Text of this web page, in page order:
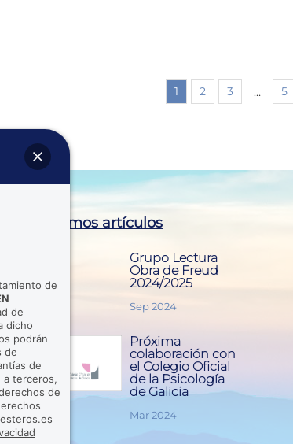
1 2 3 … 5
Últimos artículos
Grupo Lectura
Obra de Freud
2024/2025
Sep 2024
Próxima
colaboración con
el Colegio Oficial
de la Psicología
de Galicia
Mar 2024
de
de
dicho
podrán
de
de
a terceros,
de